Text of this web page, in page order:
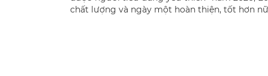
chất lượng và ngày một hoàn thiện, tốt hơn